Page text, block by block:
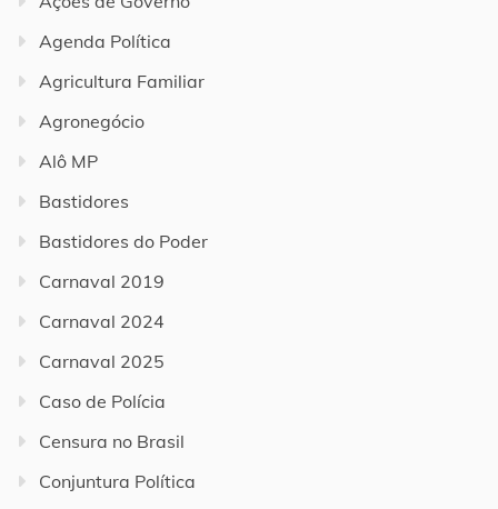
Agenda Política
Agricultura Familiar
Agronegócio
Alô MP
Bastidores
Bastidores do Poder
Carnaval 2019
Carnaval 2024
Carnaval 2025
Caso de Polícia
Censura no Brasil
Conjuntura Política